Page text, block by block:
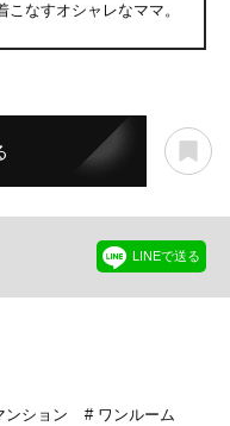
なすオシャレなママ。
LINEで送る
ンション
ワンルーム